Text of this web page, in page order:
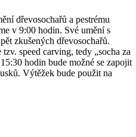
dřevosochařů a pestrému
v 9:00 hodin. Své umění s
zkušených dřevosochařů.
speed carving, tedy „socha za
hodin bude možné se zapojit
Výtěžek bude použit na